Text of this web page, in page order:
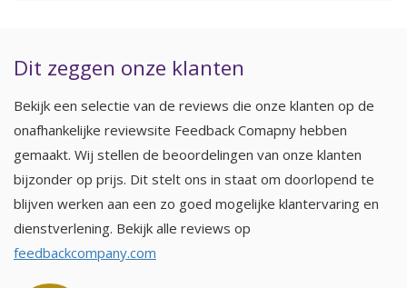
Dit zeggen onze klanten
Bekijk een selectie van de reviews die onze klanten op de
onafhankelijke reviewsite Feedback Comapny hebben
gemaakt. Wij stellen de beoordelingen van onze klanten
bijzonder op prijs. Dit stelt ons in staat om doorlopend te
blijven werken aan een zo goed mogelijke klantervaring en
dienstverlening. Bekijk alle reviews op
feedbackcompany.com